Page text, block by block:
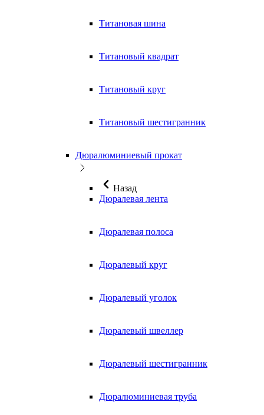
Титановая шина
Титановый квадрат
Титановый круг
Титановый шестигранник
Дюралюминиевый прокат
Назад
Дюралевая лента
Дюралевая полоса
Дюралевый круг
Дюралевый уголок
Дюралевый швеллер
Дюралевый шестигранник
Дюралюминиевая труба